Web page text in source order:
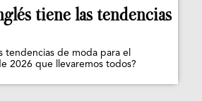
tiene las tendencias
tendencias de moda para el
2026 que llevaremos todos?